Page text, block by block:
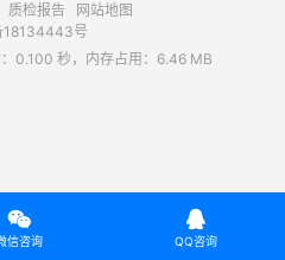
质检报告
网站地图
18134443号
0.100 秒，内存占用：6.46 MB

信咨询

QQ咨询